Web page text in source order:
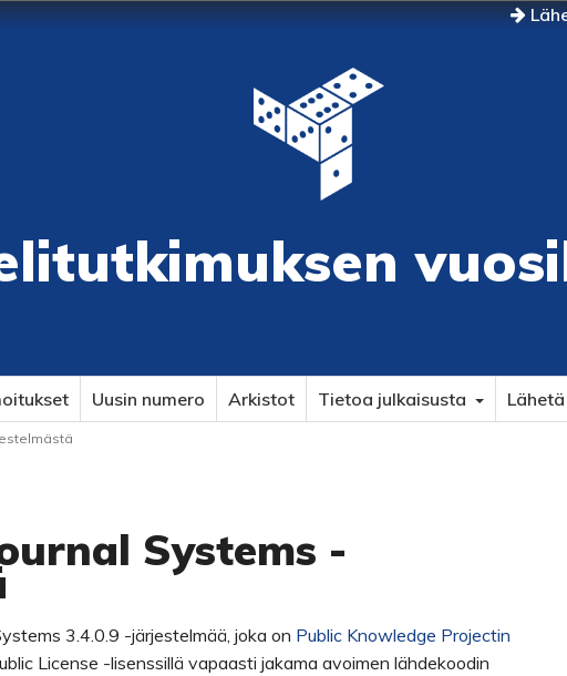
Uusin numero Arkistot Tietoa julkaisusta
Systems -
3.4.0.9 -järjestelmää, joka on Public Knowledge Projectin
License -lisenssillä vapaasti jakama avoimen lähdekoodin